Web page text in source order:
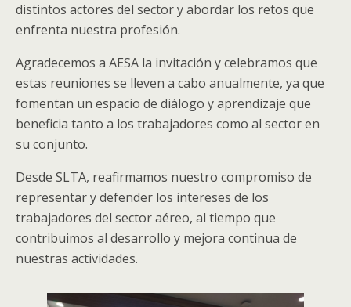
distintos actores del sector y abordar los retos que
enfrenta nuestra profesión.
Agradecemos a AESA la invitación y celebramos que
estas reuniones se lleven a cabo anualmente, ya que
fomentan un espacio de diálogo y aprendizaje que
beneficia tanto a los trabajadores como al sector en
su conjunto.
Desde SLTA, reafirmamos nuestro compromiso de
representar y defender los intereses de los
trabajadores del sector aéreo, al tiempo que
contribuimos al desarrollo y mejora continua de
nuestras actividades.